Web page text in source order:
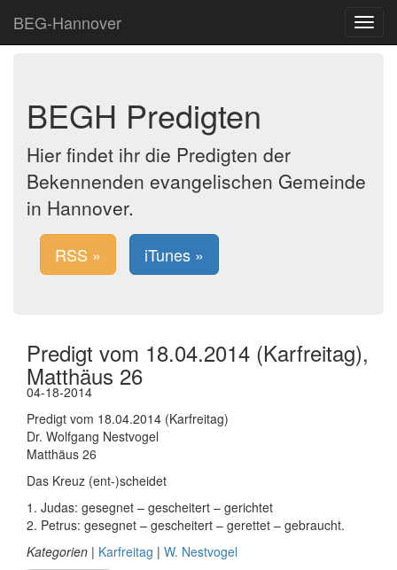
BEG-Hannover
Toggle
BEGH Predigten
Hier findet ihr die Predigten der
Bekennenden evangelischen Gemeinde
in Hannover.
RSS » iTunes »
Predigt vom 18.04.2014 (Karfreitag),
Matthäus 26
04-18-2014
Predigt vom 18.04.2014 (Karfreitag)
Dr. Wolfgang Nestvogel
Matthäus 26
Das Kreuz (ent-)scheidet
1. Judas: gesegnet – gescheitert – gerichtet
2. Petrus: gesegnet – gescheitert – gerettet – gebraucht.
Kategorien | Karfreitag | W. Nestvogel